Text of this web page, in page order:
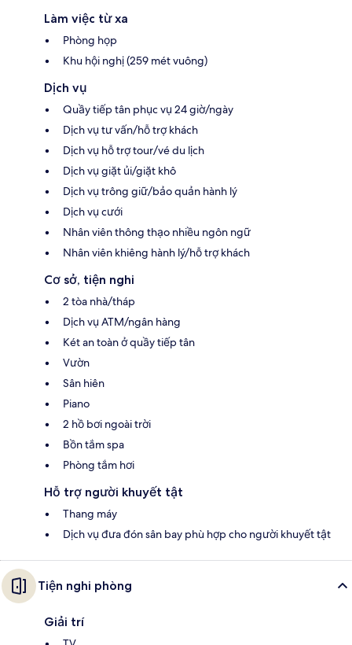
Làm việc từ xa
Phòng họp
Khu hội nghị (259 mét vuông)
Dịch vụ
Quầy tiếp tân phục vụ 24 giờ/ngày
Dịch vụ tư vấn/hỗ trợ khách
Dịch vụ hỗ trợ tour/vé du lịch
Dịch vụ giặt ủi/giặt khô
Dịch vụ trông giữ/bảo quản hành lý
Dịch vụ cưới
Nhân viên thông thạo nhiều ngôn ngữ
Nhân viên khiêng hành lý/hỗ trợ khách
Cơ sở, tiện nghi
2 tòa nhà/tháp
Dịch vụ ATM/ngân hàng
Két an toàn ở quầy tiếp tân
Vườn
Sân hiên
Piano
2 hồ bơi ngoài trời
Bồn tắm spa
Phòng tắm hơi
Hỗ trợ người khuyết tật
Thang máy
Dịch vụ đưa đón sân bay phù hợp cho người khuyết tật
Tiện nghi phòng
Giải trí